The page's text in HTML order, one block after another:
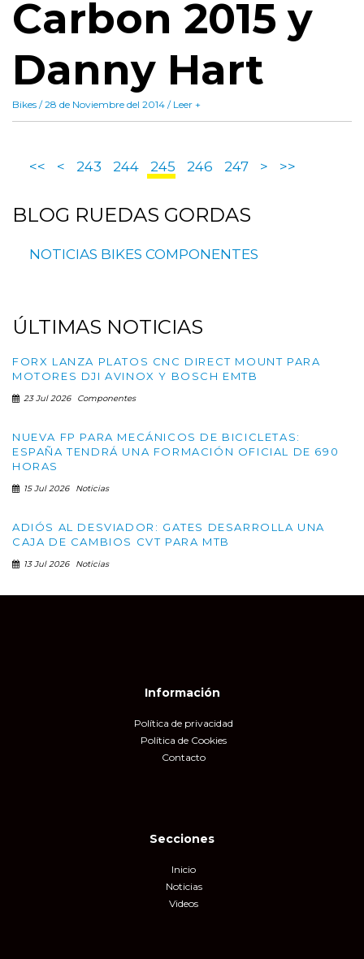
Carbon 2015 y
Danny Hart
Bikes / 28 de Noviembre del 2014 / Leer +
<< < 243 244 245 246 247 > >>
BLOG RUEDAS GORDAS
NOTICIAS BIKES COMPONENTES
ÚLTIMAS NOTICIAS
FORX LANZA PLATOS CNC DIRECT MOUNT PARA
MOTORES DJI AVINOX Y BOSCH EMTB
23 Jul 2026 Componentes
NUEVA FP PARA MECÁNICOS DE BICICLETAS:
ESPAÑA TENDRÁ UNA FORMACIÓN OFICIAL DE 690
HORAS
15 Jul 2026 Noticias
ADIÓS AL DESVIADOR: GATES DESARROLLA UNA
CAJA DE CAMBIOS CVT PARA MTB
13 Jul 2026 Noticias
Información
Política de privacidad
Política de Cookies
Contacto
Secciones
Inicio
Noticias
Videos